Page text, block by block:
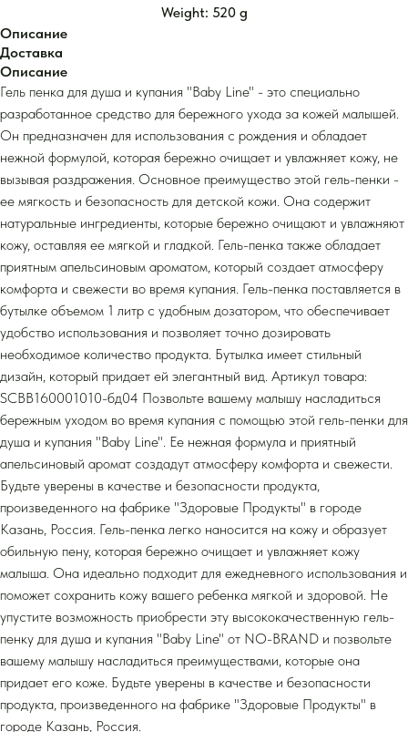
Weight: 520 g
Описание
Доставка
Описание
Гель пенка для душа и купания "Baby Line" - это специально
разработанное средство для бережного ухода за кожей малышей.
Он предназначен для использования с рождения и обладает
нежной формулой, которая бережно очищает и увлажняет кожу, не
вызывая раздражения. Основное преимущество этой гель-пенки -
ее мягкость и безопасность для детской кожи. Она содержит
натуральные ингредиенты, которые бережно очищают и увлажняют
кожу, оставляя ее мягкой и гладкой. Гель-пенка также обладает
приятным апельсиновым ароматом, который создает атмосферу
комфорта и свежести во время купания. Гель-пенка поставляется в
бутылке объемом 1 литр с удобным дозатором, что обеспечивает
удобство использования и позволяет точно дозировать
необходимое количество продукта. Бутылка имеет стильный
дизайн, который придает ей элегантный вид. Артикул товара:
SCBB160001010-бд04 Позвольте вашему малышу насладиться
бережным уходом во время купания с помощью этой гель-пенки для
душа и купания "Baby Line". Ее нежная формула и приятный
апельсиновый аромат создадут атмосферу комфорта и свежести.
Будьте уверены в качестве и безопасности продукта,
произведенного на фабрике "Здоровые Продукты" в городе
Казань, Россия. Гель-пенка легко наносится на кожу и образует
обильную пену, которая бережно очищает и увлажняет кожу
малыша. Она идеально подходит для ежедневного использования и
поможет сохранить кожу вашего ребенка мягкой и здоровой. Не
упустите возможность приобрести эту высококачественную гель-
пенку для душа и купания "Baby Line" от NO-BRAND и позвольте
вашему малышу насладиться преимуществами, которые она
придает его коже. Будьте уверены в качестве и безопасности
продукта, произведенного на фабрике "Здоровые Продукты" в
городе Казань, Россия.